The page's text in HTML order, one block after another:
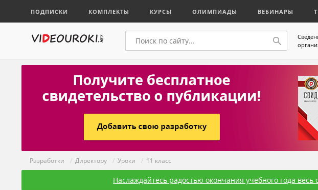
ПОДПИСКИ КОМПЛЕКТЫ КУРСЫ ОЛИМПИАДЫ ВЕБИНАРЫ
Разработки / Директору / Уроки / 11 класс
Наслаждайтесь радостью окончания учебного года